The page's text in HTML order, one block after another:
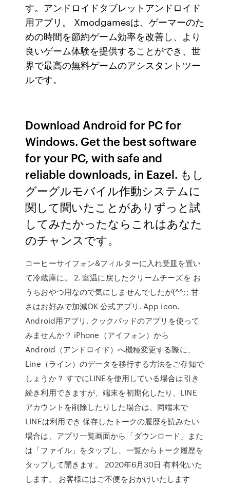
す。アンドロイドタブレットアンドロイド
用アプリ。 Xmodgamesは、ゲーマーのた
めの時間を節約ゲーム効率を改善し、より
良いゲーム体験を提供することができ、世
界で最高の無料ゲームのアシスタントツー
ルです。
Download Android for PC for
Windows. Get the best software
for your PC, with safe and
reliable downloads, in Eazel. もし
グーグルモバイル作動システムに
関して聞いたことがありずっと試
してみたかったならこれはあなた
のチャンスです。
コーヒーサイフォン&フィルターに入れ受皿を置い
て冷蔵庫に。 2. 室温に戻したクリームチーズを お
うちおやつ用なので気にしませんでしたが(^^;; 甘
さはお好みで加減OK 公式アプリ. App icon.
Android用アプリ. クックパッドのアプリを使って
みませんか？ iPhone（アイフォン）から
Android（アンドロイド）へ機種変更する際に、
Line（ライン）のデータを移行する方法をご存知で
しょうか？ すでにLINEを使用している場合は引き
続き利用できますが、端末を初期化したり、LINE
アカウントを削除したりした場合は、同端末で
LINEは利用でき 保存したトークの履歴を読みたい
場合は、アプリ一覧画面から「ダウンロード」また
は「ファイル」をタップし、一覧からトーク履歴を
タップして開きます。 2020年6月30日 有料化いた
します。 お客様にはご不便をおかけいたします